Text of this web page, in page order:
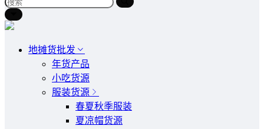
地摊货批发
年货产品
小吃货源
服装货源
春夏秋季服装
夏凉帽货源